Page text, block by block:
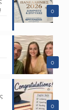
0
0
0